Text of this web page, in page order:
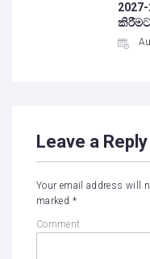
Leave a Reply
Your email address will
marked *
Comment